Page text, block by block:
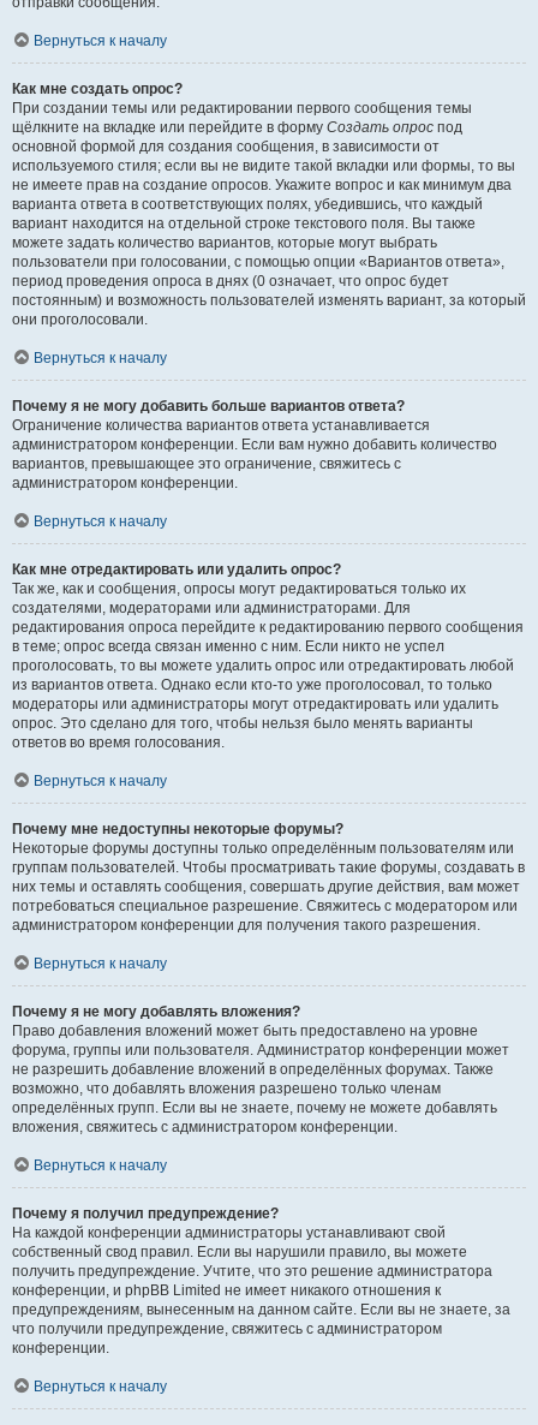
Вернуться к началу
Как мне создать опрос?
При создании темы или редактировании первого сообщения темы
щёлкните на вкладке или перейдите в форму Создать опрос под
основной формой для создания сообщения, в зависимости от
используемого стиля; если вы не видите такой вкладки или формы, то вы
не имеете прав на создание опросов. Укажите вопрос и как минимум два
варианта ответа в соответствующих полях, убедившись, что каждый
вариант находится на отдельной строке текстового поля. Вы также
можете задать количество вариантов, которые могут выбрать
пользователи при голосовании, с помощью опции «Вариантов ответа»,
период проведения опроса в днях (0 означает, что опрос будет
постоянным) и возможность пользователей изменять вариант, за который
они проголосовали.
Вернуться к началу
Почему я не могу добавить больше вариантов ответа?
Ограничение количества вариантов ответа устанавливается
администратором конференции. Если вам нужно добавить количество
вариантов, превышающее это ограничение, свяжитесь с
администратором конференции.
Вернуться к началу
Как мне отредактировать или удалить опрос?
Так же, как и сообщения, опросы могут редактироваться только их
создателями, модераторами или администраторами. Для
редактирования опроса перейдите к редактированию первого сообщения
в теме; опрос всегда связан именно с ним. Если никто не успел
проголосовать, то вы можете удалить опрос или отредактировать любой
из вариантов ответа. Однако если кто-то уже проголосовал, то только
модераторы или администраторы могут отредактировать или удалить
опрос. Это сделано для того, чтобы нельзя было менять варианты
ответов во время голосования.
Вернуться к началу
Почему мне недоступны некоторые форумы?
Некоторые форумы доступны только определённым пользователям или
группам пользователей. Чтобы просматривать такие форумы, создавать в
них темы и оставлять сообщения, совершать другие действия, вам может
потребоваться специальное разрешение. Свяжитесь с модератором или
администратором конференции для получения такого разрешения.
Вернуться к началу
Почему я не могу добавлять вложения?
Право добавления вложений может быть предоставлено на уровне
форума, группы или пользователя. Администратор конференции может
не разрешить добавление вложений в определённых форумах. Также
возможно, что добавлять вложения разрешено только членам
определённых групп. Если вы не знаете, почему не можете добавлять
вложения, свяжитесь с администратором конференции.
Вернуться к началу
Почему я получил предупреждение?
На каждой конференции администраторы устанавливают свой
собственный свод правил. Если вы нарушили правило, вы можете
получить предупреждение. Учтите, что это решение администратора
конференции, и phpBB Limited не имеет никакого отношения к
предупреждениям, вынесенным на данном сайте. Если вы не знаете, за
что получили предупреждение, свяжитесь с администратором
конференции.
Вернуться к началу